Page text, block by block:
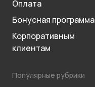
Оплата
Бонусная программа
Корпоративным
клиентам
Популярные рубрики